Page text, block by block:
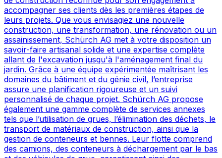
accompagner ses clients dès les premières étapes de
leurs projets. Que vous envisagiez une nouvelle
construction, une transformation, une rénovation ou un
assainissement, Schürch AG met à votre disposition un
savoir-faire artisanal solide et une expertise complète
allant de l'excavation jusqu'à l'aménagement final du
jardin. Grâce à une équipe expérimentée maîtrisant les
domaines du bâtiment et du génie civil, l’entreprise
assure une planification rigoureuse et un suivi
personnalisé de chaque projet. Schürch AG propose
également une gamme complète de services annexes
tels que l’utilisation de grues, l’élimination des déchets, le
transport de matériaux de construction, ainsi que la
gestion de conteneurs et bennes. Leur flotte comprend
des camions, des conteneurs à déchargement par le bas